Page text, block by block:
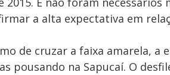
a alta expectativa em
de cruzar a faixa amarela, a
pousando na Sapucaí. O